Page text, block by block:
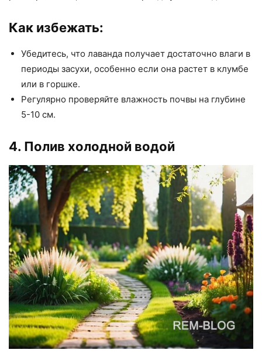
Как избежать:
Убедитесь, что лаванда получает достаточно влаги в
периоды засухи, особенно если она растет в клумбе
или в горшке.
Регулярно проверяйте влажность почвы на глубине
5-10 см.
4. Полив холодной водой